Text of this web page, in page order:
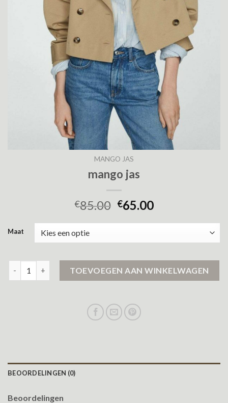
MANGO JAS
mango jas
€85.00 €65.00
Maat
TOEVOEGEN AAN WINKELWAGEN
BEOORDELINGEN (0)
Beoordelingen